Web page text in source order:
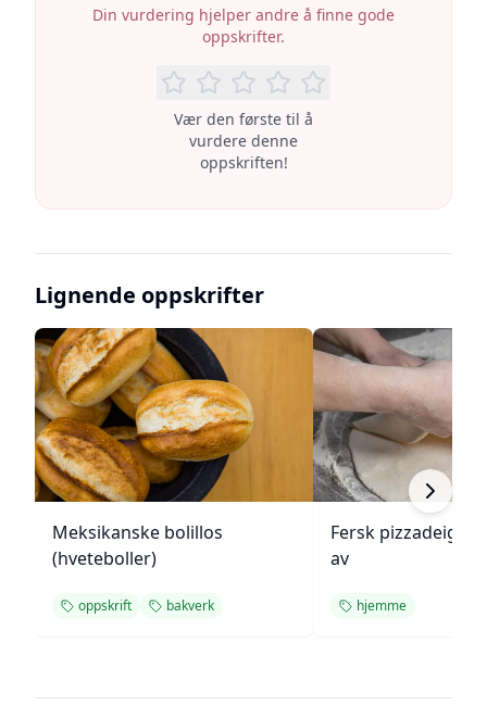
Din vurdering hjelper andre å finne gode
oppskrifter.
Vær den første til å
vurdere denne
oppskriften!
Lignende oppskrifter
Meksikanske bolillos
(hveteboller)
oppskrift bakverk
Fersk pizzadeig
av
hjemme